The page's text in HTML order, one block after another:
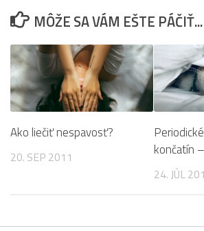
MÔŽE SA VÁM EŠTE PÁČIŤ...
Ako liečiť nespavosť?
20. SEP 2011
končatín
24. JÚL